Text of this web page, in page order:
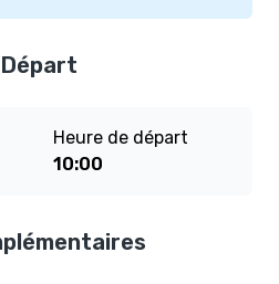
Heure de départ
10:00